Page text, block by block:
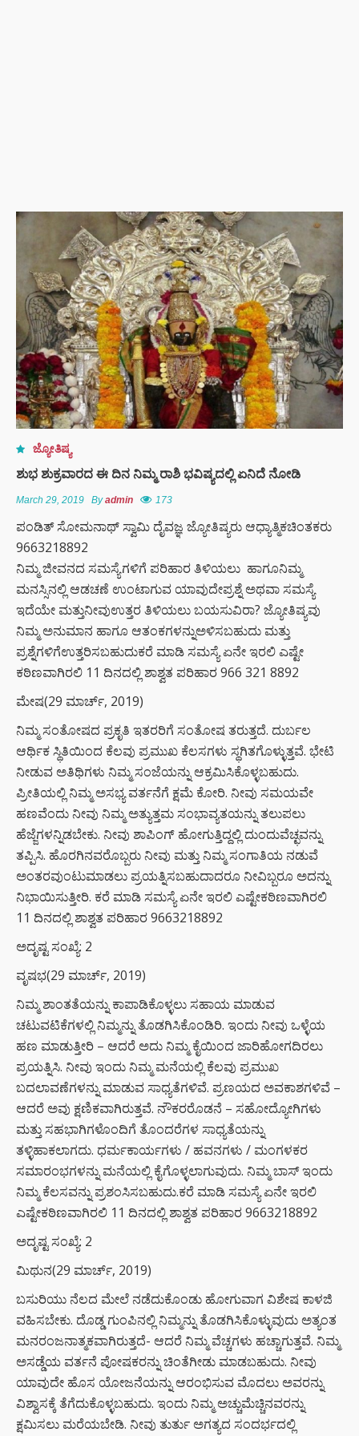
ಜ್ಯೋತಿಷ್ಯ
ಶುಭ ಶುಕ್ರವಾರದ ಈ ದಿನ ನಿಮ್ಮ ರಾಶಿ ಭವಿಷ್ಯದಲ್ಲಿ ಏನಿದೆ ನೋಡಿ
March 29, 2019 Byadmin 173
ಪಂಡಿತ್ ಸೋಮನಾಥ್ ಸ್ವಾಮಿ ದೈವಜ್ಞ ಜ್ಯೋತಿಷ್ಯರು ಆಧ್ಯಾತ್ಮಿಕಚಿಂತಕರು
9663218892
ನಿಮ್ಮ ಜೀವನದ ಸಮಸ್ಯೆಗಳಿಗೆ ಪರಿಹಾರ ತಿಳಿಯಲು ಹಾಗೂನಿಮ್ಮ
ಮನಸ್ಸಿನಲ್ಲಿ ಆಡಚಣೆ ಉಂಟಾಗುವ ಯಾವುದೇಪ್ರಶ್ನೆ ಅಥವಾ ಸಮಸ್ಯೆ
ಇದೆಯೇ ಮತ್ತುನೀವುಉತ್ತರ ತಿಳಿಯಲು ಬಯಸುವಿರಾ? ಜ್ಯೋತಿಷ್ಯವು
ನಿಮ್ಮ ಅನುಮಾನ ಹಾಗೂ ಆತಂಕಗಳನ್ನುಅಳಿಸಬಹುದು ಮತ್ತು
ಪ್ರಶ್ನೆಗಳಿಗೆಉತ್ತರಿಸಬಹುದುಕರೆ ಮಾಡಿ ಸಮಸ್ಯೆ ಏನೇ ಇರಲಿ ಎಷ್ಟೇ
ಕಠಿಣವಾಗಿರಲಿ 11 ದಿನದಲ್ಲಿ ಶಾಶ್ವತ ಪರಿಹಾರ 966 321 8892
ಮೇಷ(29 ಮಾರ್ಚ್, 2019)
ನಿಮ್ಮ ಸಂತೋಷದ ಪ್ರಕೃತಿ ಇತರರಿಗೆ ಸಂತೋಷ ತರುತ್ತದೆ. ದುರ್ಬಲ
ಆರ್ಥಿಕ ಸ್ಥಿತಿಯಿಂದ ಕೆಲವು ಪ್ರಮುಖ ಕೆಲಸಗಳು ಸ್ಥಗಿತಗೊಳ್ಳುತ್ತವೆ. ಭೇಟಿ
ನೀಡುವ ಅತಿಥಿಗಳು ನಿಮ್ಮ ಸಂಜೆಯನ್ನು ಆಕ್ರಮಿಸಿಕೊಳ್ಳಬಹುದು.
ಪ್ರೀತಿಯಲ್ಲಿ ನಿಮ್ಮ ಅಸಭ್ಯ ವರ್ತನೆಗೆ ಕ್ಷಮೆ ಕೋರಿ. ನೀವು ಸಮಯವೇ
ಹಣವೆಂದು ನೀವು ನಿಮ್ಮ ಅತ್ಯುತ್ತಮ ಸಂಭಾವ್ಯತಯನ್ನು ತಲುಪಲು
ಹೆಜ್ಜೆಗಳನ್ನಿಡಬೇಕು. ನೀವು ಶಾಪಿಂಗ್ ಹೋಗುತ್ತಿದ್ದಲ್ಲಿ ದುಂದುವೆಚ್ಛವನ್ನು
ತಪ್ಪಿಸಿ. ಹೊರಗಿನವರೊಬ್ಬರು ನೀವು ಮತ್ತು ನಿಮ್ಮ ಸಂಗಾತಿಯ ನಡುವೆ
ಅಂತರವುಂಟುಮಾಡಲು ಪ್ರಯತ್ನಿಸಬಹುದಾದರೂ ನೀವಿಬ್ಬರೂ ಅದನ್ನು
ನಿಭಾಯಿಸುತ್ತೀರಿ. ಕರೆ ಮಾಡಿ ಸಮಸ್ಯೆ ಏನೇ ಇರಲಿ ಎಷ್ಟೇಕಠಿಣವಾಗಿರಲಿ
11 ದಿನದಲ್ಲಿ ಶಾಶ್ವತ ಪರಿಹಾರ 9663218892
ಅದೃಷ್ಟ ಸಂಖ್ಯೆ: 2
ವೃಷಭ(29 ಮಾರ್ಚ್, 2019)
ನಿಮ್ಮ ಶಾಂತತೆಯನ್ನು ಕಾಪಾಡಿಕೊಳ್ಳಲು ಸಹಾಯ ಮಾಡುವ
ಚಟುವಟಿಕೆಗಳಲ್ಲಿ ನಿಮ್ಮನ್ನು ತೊಡಗಿಸಿಕೊಂಡಿರಿ. ಇಂದು ನೀವು ಒಳ್ಳೆಯ
ಹಣ ಮಾಡುತ್ತೀರಿ – ಆದರೆ ಅದು ನಿಮ್ಮ ಕೈಯಿಂದ ಜಾರಿಹೋಗದಿರಲು
ಪ್ರಯತ್ನಿಸಿ. ನೀವು ಇಂದು ನಿಮ್ಮ ಮನೆಯಲ್ಲಿ ಕೆಲವು ಪ್ರಮುಖ
ಬದಲಾವಣೆಗಳನ್ನು ಮಾಡುವ ಸಾಧ್ಯತೆಗಳಿವೆ. ಪ್ರಣಯದ ಅವಕಾಶಗಳಿವೆ –
ಆದರೆ ಅವು ಕ್ಷಣಿಕವಾಗಿರುತ್ತವೆ. ನೌಕರರೊಡನೆ – ಸಹೋದ್ಯೋಗಿಗಳು
ಮತ್ತು ಸಹಭಾಗಿಗಳೊಂದಿಗೆ ತೊಂದರೆಗಳ ಸಾಧ್ಯತೆಯನ್ನು
ತಳ್ಳಿಹಾಕಲಾಗದು. ಧರ್ಮಕಾರ್ಯಗಳು / ಹವನಗಳು / ಮಂಗಳಕರ
ಸಮಾರಂಭಗಳನ್ನು ಮನೆಯಲ್ಲಿ ಕೈಗೊಳ್ಳಲಾಗುವುದು. ನಿಮ್ಮ ಬಾಸ್ ಇಂದು
ನಿಮ್ಮ ಕೆಲಸವನ್ನು ಪ್ರಶಂಸಿಸಬಹುದು.ಕರೆ ಮಾಡಿ ಸಮಸ್ಯೆ ಏನೇ ಇರಲಿ
ಎಷ್ಟೇಕಠಿಣವಾಗಿರಲಿ 11 ದಿನದಲ್ಲಿ ಶಾಶ್ವತ ಪರಿಹಾರ 9663218892
ಅದೃಷ್ಟ ಸಂಖ್ಯೆ: 2
ಮಿಥುನ(29 ಮಾರ್ಚ್, 2019)
ಬಸುರಿಯು ನೆಲದ ಮೇಲೆ ನಡೆದುಕೊಂಡು ಹೋಗುವಾಗ ವಿಶೇಷ ಕಾಳಜಿ
ವಹಿಸಬೇಕು. ದೊಡ್ಡ ಗುಂಪಿನಲ್ಲಿ ನಿಮ್ಮನ್ನು ತೊಡಗಿಸಿಕೊಳ್ಳುವುದು ಅತ್ಯಂತ
ಮನರಂಜನಾತ್ಮಕವಾಗಿರುತ್ತದೆ- ಆದರೆ ನಿಮ್ಮ ವೆಚ್ಚಗಳು ಹಚ್ಚಾಗುತ್ತವೆ. ನಿಮ್ಮ
ಅಸಡ್ಡೆಯ ವರ್ತನೆ ಪೋಷಕರನ್ನು ಚಿಂತೆಗೀಡು ಮಾಡಬಹುದು. ನೀವು
ಯಾವುದೇ ಹೊಸ ಯೋಜನೆಯನ್ನು ಆರಂಭಿಸುವ ಮೊದಲು ಅವರನ್ನು
ವಿಶ್ವಾಸಕ್ಕೆ ತೆಗೆದುಕೊಳ್ಳಬಹುದು. ಇಂದು ನಿಮ್ಮ ಅಚ್ಚುಮೆಚ್ಚಿನವರನ್ನು
ಕ್ಷಮಿಸಲು ಮರೆಯಬೇಡಿ. ನೀವು ತುರ್ತು ಅಗತ್ಯದ ಸಂದರ್ಭದಲ್ಲಿ